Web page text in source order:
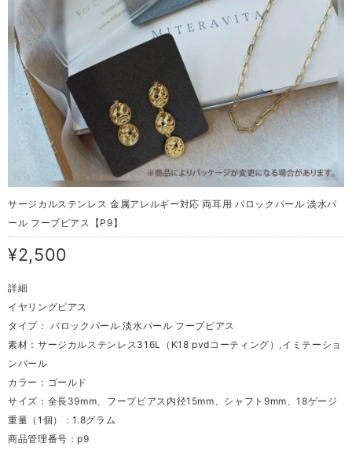
サージカルステンレス 金属アレルギー対応 両耳用 バロックパール 淡水パ
ール フープピアス【P9】
¥2,500
詳細
イヤリングピアス
タイプ： バロックパール 淡水パール フープピアス
素材：サージカルステンレス316L（K18 pvdコーティング）,イミテーショ
ンパール
カラー：ゴールド
サイズ：全長39mm、フープピアス内径15mm、シャフト9mm、18ゲージ
重量（1個）：1.8グラム
商品管理番号：p9